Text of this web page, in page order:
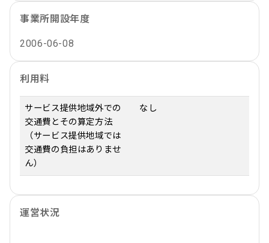
事業所開設年度
2006-06-08
利用料
サービス提供地域外での
交通費とその算定方法
（サービス提供地域では
交通費の負担はありませ
ん）
なし
運営状況